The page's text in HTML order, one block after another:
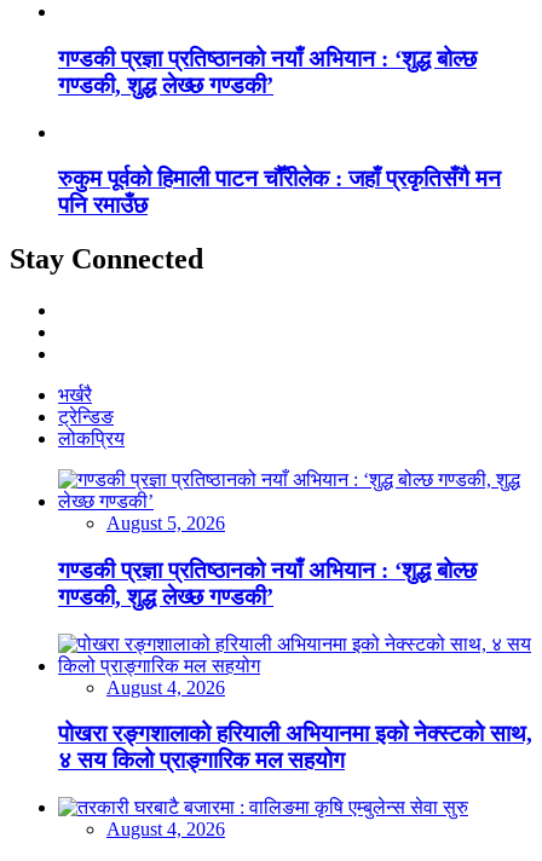
गण्डकी प्रज्ञा प्रतिष्ठानको नयाँ अभियान : ‘शुद्ध बोल्छ
गण्डकी, शुद्ध लेख्छ गण्डकी’
रुकुम पूर्वको हिमाली पाटन चौँरीलेक : जहाँ प्रकृतिसँगै मन
पनि रमाउँछ
Stay Connected
भर्खरै
ट्रेन्डिङ
लोकप्रिय
August 5, 2026
गण्डकी प्रज्ञा प्रतिष्ठानको नयाँ अभियान : ‘शुद्ध बोल्छ
गण्डकी, शुद्ध लेख्छ गण्डकी’
August 4, 2026
पोखरा रङ्गशालाको हरियाली अभियानमा इको नेक्स्टको साथ,
४ सय किलो प्राङ्गारिक मल सहयोग
August 4, 2026